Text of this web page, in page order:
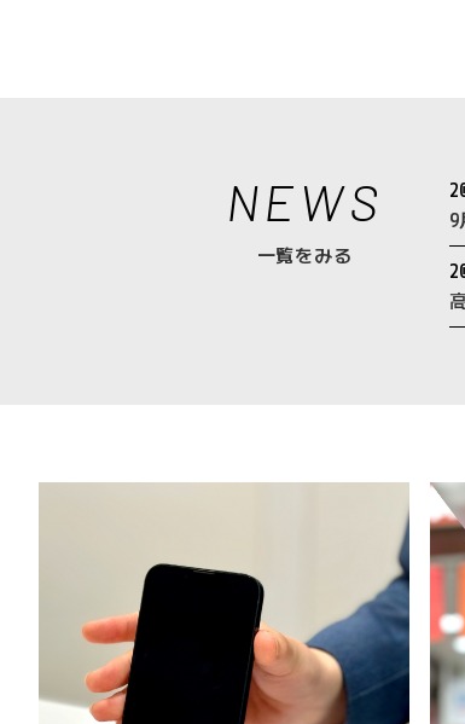
NEWS
一覧をみる
9